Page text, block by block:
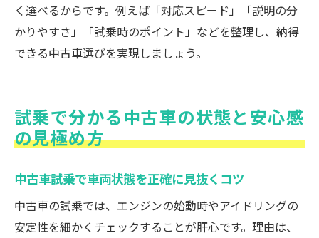
く選べるからです。例えば「対応スピード」「説明の分
かりやすさ」「試乗時のポイント」などを整理し、納得
できる中古車選びを実現しましょう。
試乗で分かる中古車の状態と安心感
の見極め方
中古車試乗で車両状態を正確に見抜くコツ
中古車の試乗では、エンジンの始動時やアイドリングの
安定性を細かくチェックすることが肝心です。理由は、